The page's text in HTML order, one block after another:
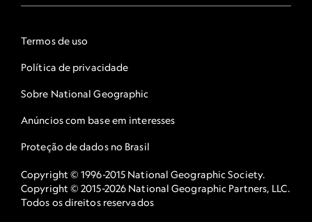
Termos de uso
Política de privacidade
Sobre National Geographic
Anúncios com base em interesses
Proteção de dados no Brasil
Copyright © 1996-2015 National Geographic Society.
Copyright © 2015-2026 National Geographic Partners, LLC.
Todos os direitos reservados